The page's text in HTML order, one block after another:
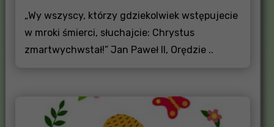
„Wy wszyscy, którzy gdziekolwiek wstępujecie
w mroki śmierci, słuchajcie: Chrystus
zmartwychwstał!” Jan Paweł II, Orędzie ..